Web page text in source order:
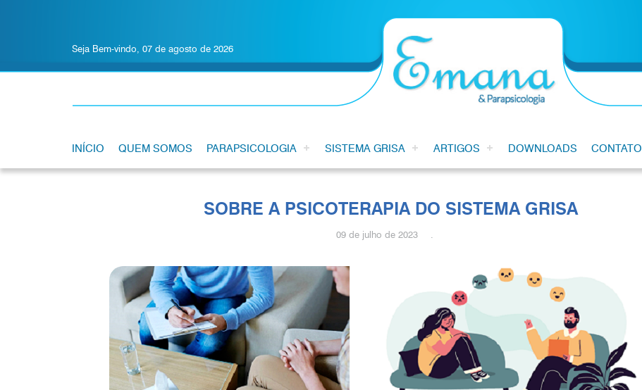
Seja Bem-vindo, 07 de agosto de 2026
INÍCIO QUEM SOMOS PARAPSICOLOGIA SISTEMA GRISA ARTIGOS DOWNLOADS CONTATO
SOBRE A PSICOTERAPIA DO SISTEMA GRISA
09 de julho de 2023 .